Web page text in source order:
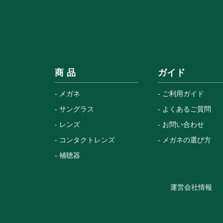
商 品
メガネ
サングラス
レンズ
コンタクトレンズ
補聴器
ガイド
ご利用ガイド
よくあるご質問
お問い合わせ
メガネの選び方
運営会社情報